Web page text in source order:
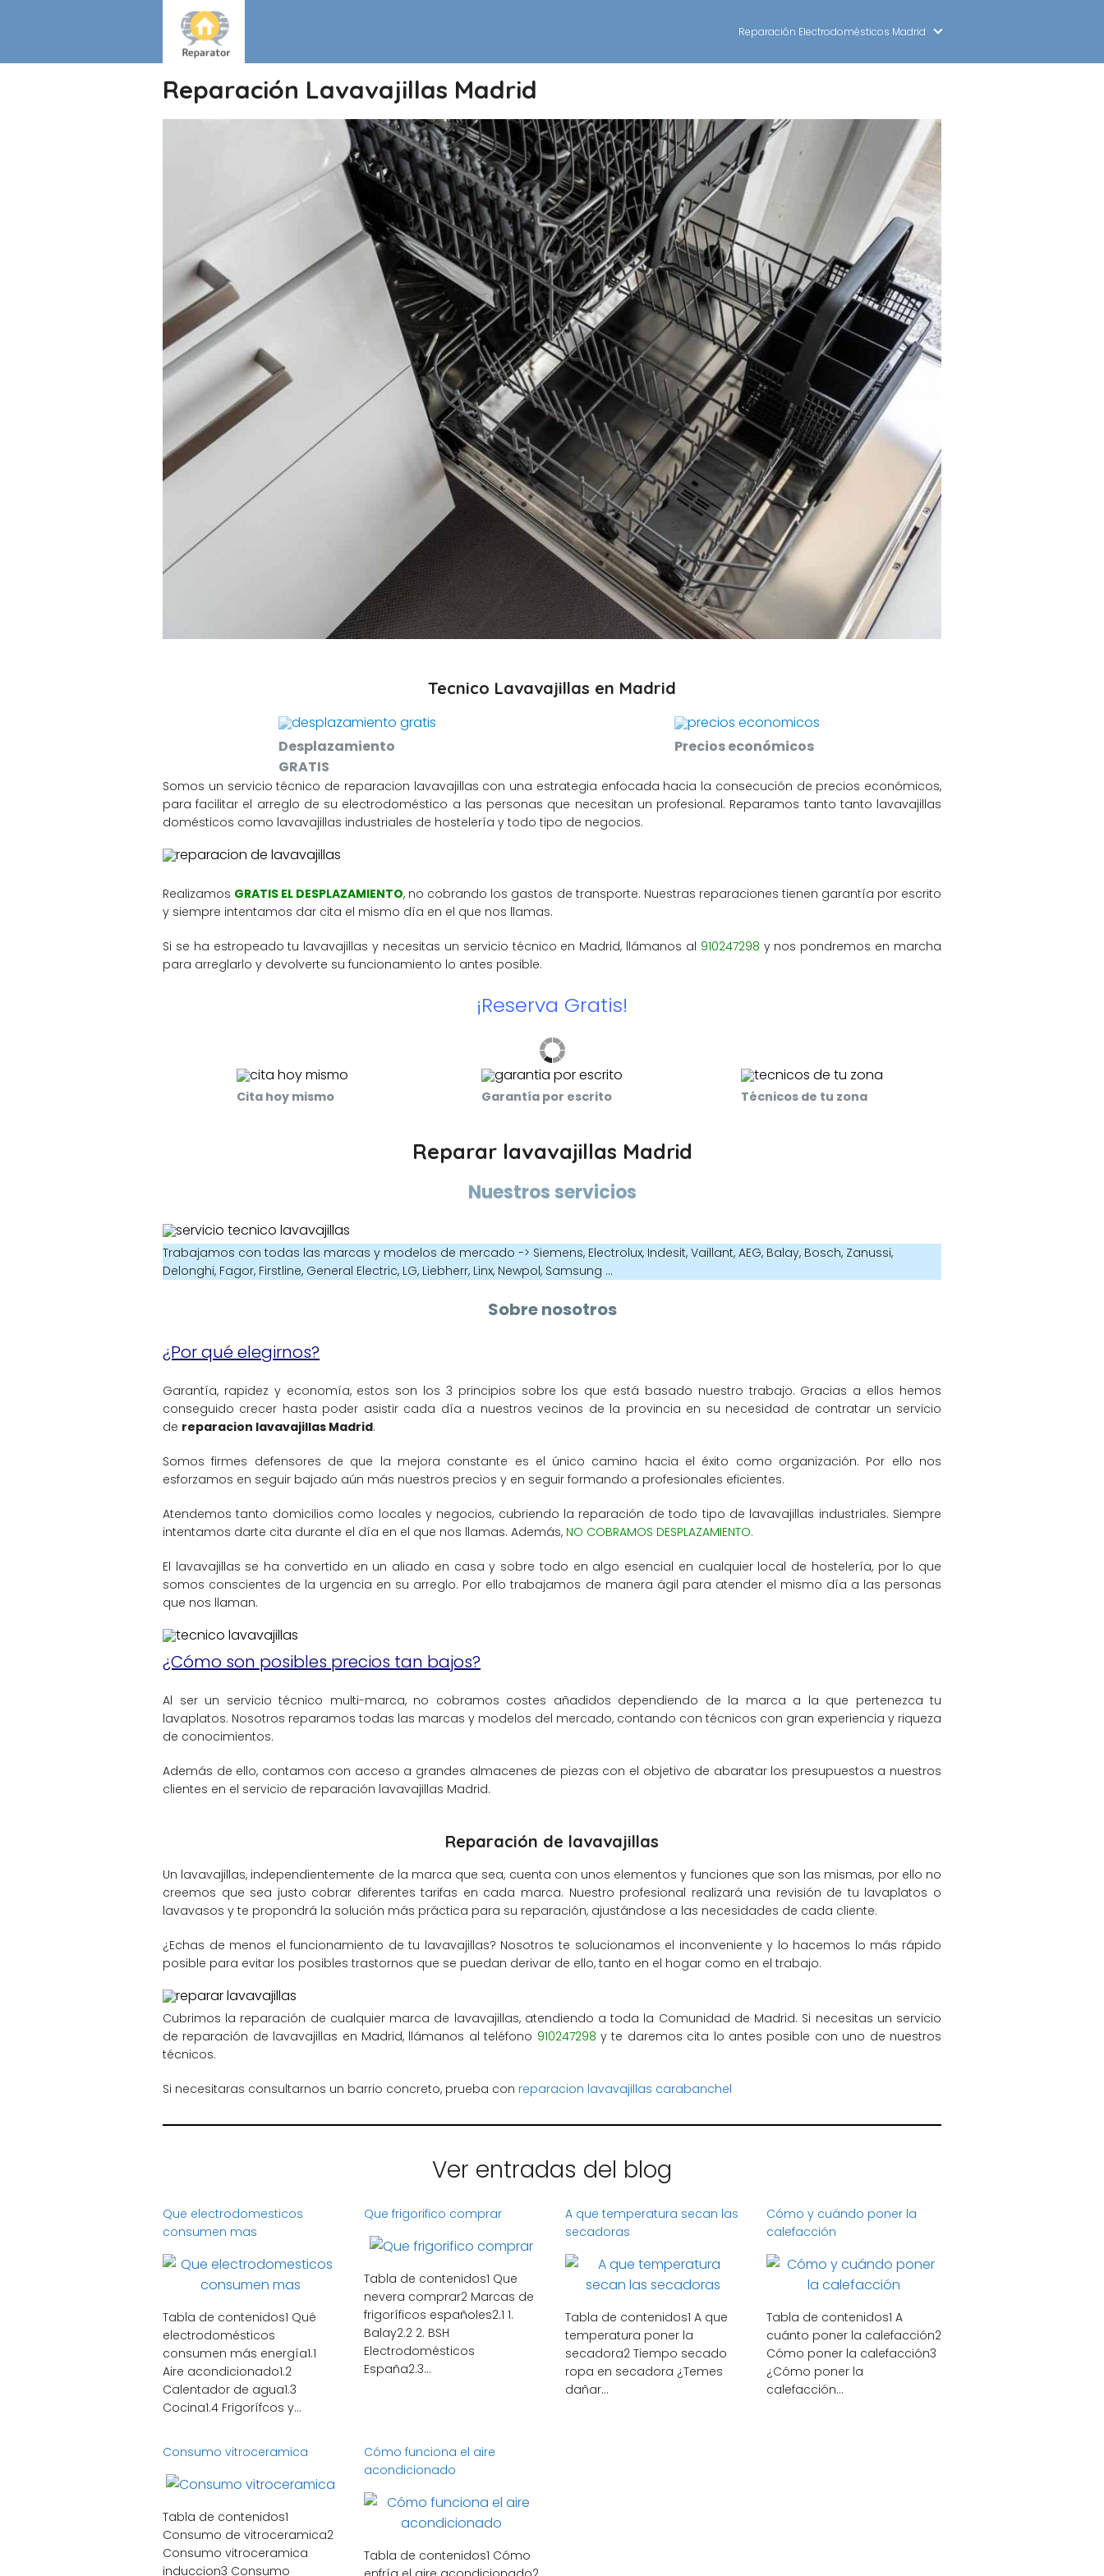
Reparación Electrodomésticos Madrid
Reparación Lavavajillas Madrid
Tecnico Lavavajillas en Madrid
Desplazamiento
GRATIS
Precios económicos
Somos un servicio técnico de reparacion lavavajillas con una estrategia enfocada hacia la consecución de precios económicos,
para facilitar el arreglo de su electrodoméstico a las personas que necesitan un profesional. Reparamos tanto tanto lavavajillas
domésticos como lavavajillas industriales de hostelería y todo tipo de negocios.
Realizamos GRATIS EL DESPLAZAMIENTO, no cobrando los gastos de transporte. Nuestras reparaciones tienen garantía por escrito
y siempre intentamos dar cita el mismo día en el que nos llamas.
Si se ha estropeado tu lavavajillas y necesitas un servicio técnico en Madrid, llámanos al 910247298 y nos pondremos en marcha
para arreglarlo y devolverte su funcionamiento lo antes posible.
¡Reserva Gratis!
Cita hoy mismo Garantía por escrito Técnicos de tu zona
Reparar lavavajillas Madrid
Nuestros servicios
Trabajamos con todas las marcas y modelos de mercado -> Siemens, Electrolux, Indesit, Vaillant, AEG, Balay, Bosch, Zanussi,
Delonghi, Fagor, Firstline, General Electric, LG, Liebherr, Linx, Newpol, Samsung …
Sobre nosotros
¿Por qué elegirnos?
Garantía, rapidez y economí­a, estos son los 3 principios sobre los que está basado nuestro trabajo. Gracias a ellos hemos
conseguido crecer hasta poder asistir cada día a nuestros vecinos de la provincia en su necesidad de contratar un servicio
de reparacion lavavajillas Madrid.
Somos firmes defensores de que la mejora constante es el único camino hacia el éxito como organización. Por ello nos
esforzamos en seguir bajado aún más nuestros precios y en seguir formando a profesionales eficientes.
Atendemos tanto domicilios como locales y negocios, cubriendo la reparación de todo tipo de lavavajillas industriales. Siempre
intentamos darte cita durante el día en el que nos llamas. Además, NO COBRAMOS DESPLAZAMIENTO.
El lavavajillas se ha convertido en un aliado en casa y sobre todo en algo esencial en cualquier local de hostelería, por lo que
somos conscientes de la urgencia en su arreglo. Por ello trabajamos de manera ágil para atender el mismo día a las personas
que nos llaman.
¿Cómo son posibles precios tan bajos?
Al ser un servicio técnico multi-marca, no cobramos costes añadidos dependiendo de la marca a la que pertenezca tu
lavaplatos. Nosotros reparamos todas las marcas y modelos del mercado, contando con técnicos con gran experiencia y riqueza
de conocimientos.
Además de ello, contamos con acceso a grandes almacenes de piezas con el objetivo de abaratar los presupuestos a nuestros
clientes en el servicio de reparación lavavajillas Madrid.
Reparación de lavavajillas
Un lavavajillas, independientemente de la marca que sea, cuenta con unos elementos y funciones que son las mismas, por ello no
creemos que sea justo cobrar diferentes tarifas en cada marca. Nuestro profesional realizará una revisión de tu lavaplatos o
lavavasos y te propondrá la solución más práctica para su reparación, ajustándose a las necesidades de cada cliente.
¿Echas de menos el funcionamiento de tu lavavajillas? Nosotros te solucionamos el inconveniente y lo hacemos lo más rápido
posible para evitar los posibles trastornos que se puedan derivar de ello, tanto en el hogar como en el trabajo.
Cubrimos la reparación de cualquier marca de lavavajillas, atendiendo a toda la Comunidad de Madrid. Si necesitas un servicio
de reparación de lavavajillas en Madrid, llámanos al teléfono 910247298 y te daremos cita lo antes posible con uno de nuestros
técnicos.
Si necesitaras consultarnos un barrio concreto, prueba con reparacion lavavajillas carabanchel
Ver entradas del blog
Que electrodomesticos
consumen mas
Tabla de contenidos1 Qué
electrodomésticos
consumen más energía1.1
Aire acondicionado1.2
Calentador de agua1.3
Cocina1.4 Frigorífcos y...
Que frigorifico comprar
Tabla de contenidos1 Que
nevera comprar2 Marcas de
frigoríficos españoles2.1 1.
Balay2.2 2. BSH
Electrodomésticos
España2.3...
A que temperatura secan las
secadoras
Tabla de contenidos1 A que
temperatura poner la
secadora2 Tiempo secado
ropa en secadora ¿Temes
dañar...
Cómo y cuándo poner la
calefacción
Tabla de contenidos1 A
cuánto poner la calefacción2
Cómo poner la calefacción3
¿Cómo poner la
calefacción...
Consumo vitroceramica
Tabla de contenidos1
Consumo de vitroceramica2
Consumo vitroceramica
induccion3 Consumo
Cómo funciona el aire
acondicionado
Tabla de contenidos1 Cómo